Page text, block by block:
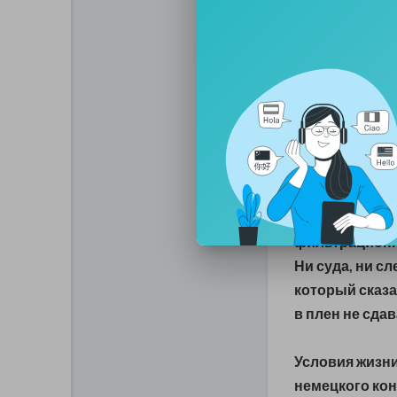
Маша еле
«В 44-м всех
отправили в
Капитан
предложил
следующий
отвезли на
Ни суда, ни
который
в плен не
Условия
немецкого